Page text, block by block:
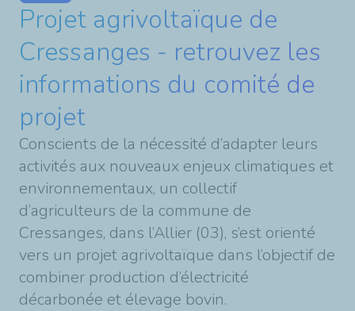
Projet agrivoltaïque de
Cressanges - retrouvez les
informations du comité de
projet
Conscients de la nécessité d’adapter leurs
activités aux nouveaux enjeux climatiques et
environnementaux, un collectif
d’agriculteurs de la commune de
Cressanges, dans l’Allier (03), s’est orienté
vers un projet agrivoltaïque dans l’objectif de
combiner production d’électricité
décarbonée et élevage bovin.